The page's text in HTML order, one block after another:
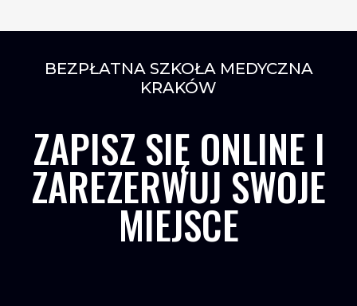
BEZPŁATNA SZKOŁA MEDYCZNA
KRAKÓW
ZAPISZ SIĘ ONLINE I
ZAREZERWUJ SWOJE
MIEJSCE